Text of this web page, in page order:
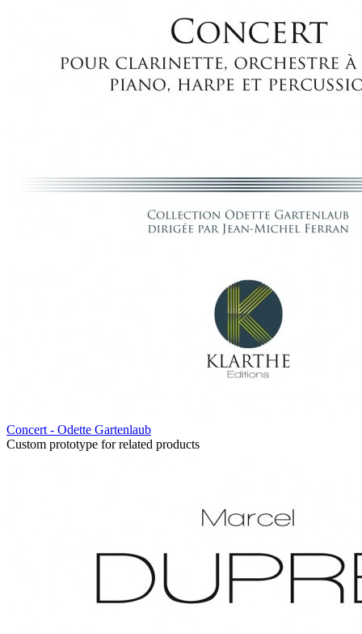
Concert - Odette Gartenlaub
Custom prototype for related products